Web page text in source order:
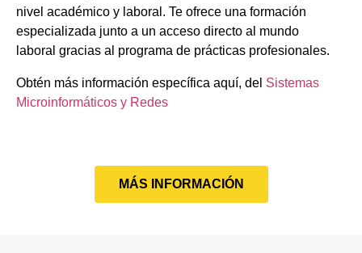
nivel académico y laboral. Te ofrece una formación
especializada junto a un acceso directo al mundo
laboral gracias al programa de prácticas profesionales.
Obtén más información específica aquí, del Sistemas
Microinformáticos y Redes
MÁS INFORMACIÓN